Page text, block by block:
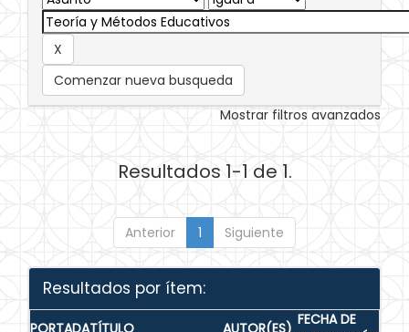
Comenzar nueva busqueda
Mostrar filtros avanzados
Resultados 1-1 de 1.
Anterior 1 Siguiente
Resultados por ítem:
PORTADATÍTULO AUTOR(ES) FECHA DE